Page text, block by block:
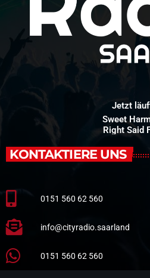
Jetzt
Sweet
Right Said
KONTAKTIERE UNS
0151 560 62 560
info@cityradio.saarland
0151 560 62 560